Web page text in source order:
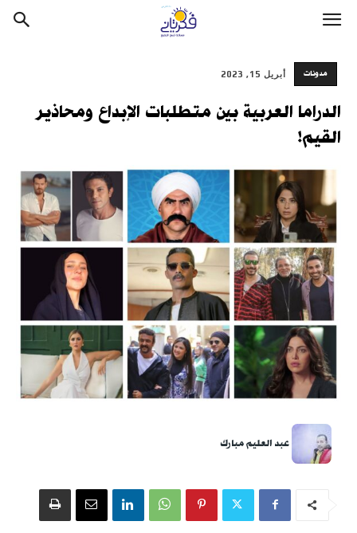
مدونات أبريل 15, 2023
الدراما العربية بين متطلبات الإبداع ومحاذير
القيم!
عبد العليم مبارك